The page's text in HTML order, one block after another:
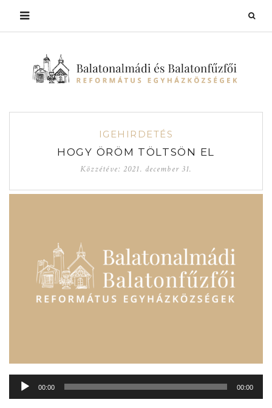
IGEHIRDETÉS
HOGY ÖRÖM TÖLTSÖN EL
Közzétéve:2021. december 31.
Audió
00:00 00:00